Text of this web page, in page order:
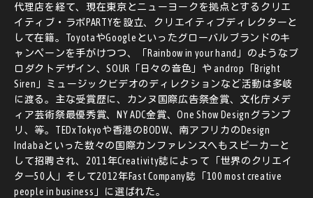
代理店を経て、現在東京とニューヨークを拠点とするクリエ
イティブ・ラボPARTYを設立、クリエイティブディレクターと
して在籍。ToyotaやGoogleといったグローバルブランドのキ
ャンペーンを手がけつつ、「Rainbow in your hand」のようなプ
ロダクトデザイン、SOUR「日々の音色」や androp「Bright
Siren」ミュージックビデオのディレクションなど活動は多岐
に渡る。主な受賞歴に、カンヌ国際広告祭金賞、文化庁メデ
ィア芸術祭最優秀賞、NY ADC金賞、One Show Designグランプ
リ、等。TEDxTokyoや香港のBODW、南アフリカのDesign
Indabaといった数々の国際カンファレンスへもスピーカーと
して招聘され、2011年Creativity誌によって「世界のクリエイ
ター50人」そして2012年Fast Company誌「100 most creative
people in business」に選ばれた。